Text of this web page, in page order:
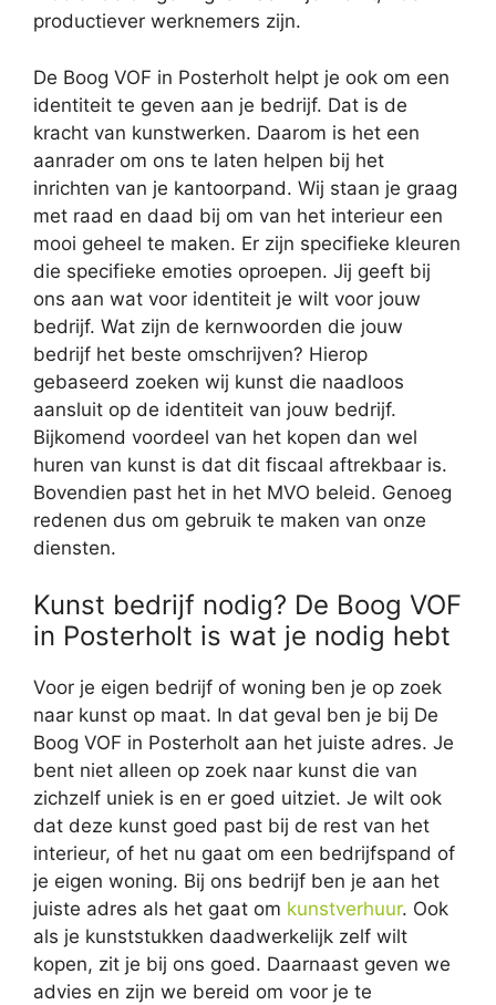
productiever werknemers zijn.
De Boog VOF in Posterholt helpt je ook om een
identiteit te geven aan je bedrijf. Dat is de
kracht van kunstwerken. Daarom is het een
aanrader om ons te laten helpen bij het
inrichten van je kantoorpand. Wij staan je graag
met raad en daad bij om van het interieur een
mooi geheel te maken. Er zijn specifieke kleuren
die specifieke emoties oproepen. Jij geeft bij
ons aan wat voor identiteit je wilt voor jouw
bedrijf. Wat zijn de kernwoorden die jouw
bedrijf het beste omschrijven? Hierop
gebaseerd zoeken wij kunst die naadloos
aansluit op de identiteit van jouw bedrijf.
Bijkomend voordeel van het kopen dan wel
huren van kunst is dat dit fiscaal aftrekbaar is.
Bovendien past het in het MVO beleid. Genoeg
redenen dus om gebruik te maken van onze
diensten.
Kunst bedrijf nodig? De Boog VOF
in Posterholt is wat je nodig hebt
Voor je eigen bedrijf of woning ben je op zoek
naar kunst op maat. In dat geval ben je bij De
Boog VOF in Posterholt aan het juiste adres. Je
bent niet alleen op zoek naar kunst die van
zichzelf uniek is en er goed uitziet. Je wilt ook
dat deze kunst goed past bij de rest van het
interieur, of het nu gaat om een bedrijfspand of
je eigen woning. Bij ons bedrijf ben je aan het
juiste adres als het gaat om kunstverhuur. Ook
als je kunststukken daadwerkelijk zelf wilt
kopen, zit je bij ons goed. Daarnaast geven we
advies en zijn we bereid om voor je te